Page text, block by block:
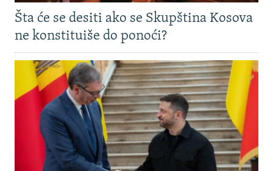
Šta će se desiti ako se Skupština Kosova
ne konstituiše do ponoći?